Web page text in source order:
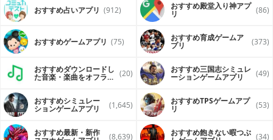
おすすめ占いアプリ (912) おすすめ殿堂入り神アプ
リ (86)
おすすめゲームアプリ (75) おすすめ育成ゲームア
プリ (373)
おすすめダウンロードし
た音楽・楽曲をオフライ (20) おすすめ三国志シミュレ
ーションゲームアプリ (49)
おすすめシミュレー
ションゲームアプリ (1,645) おすすめTPSゲームアプ
リ (53)
おすすめ最新・新作 (8,639) おすすめ飽きない暇つぶ (34)